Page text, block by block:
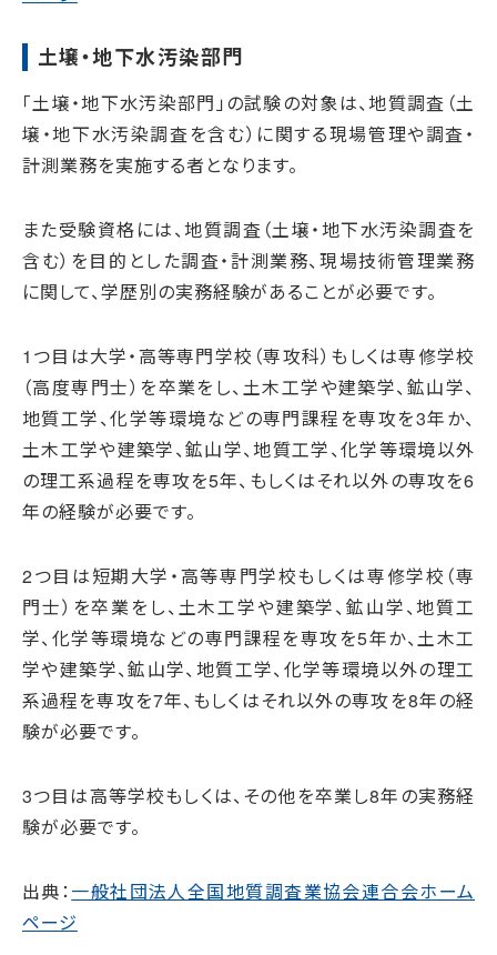
土壌・地下水汚染部門
「土壌・地下水汚染部門」の試験の対象は、地質調査（土
壌・地下水汚染調査を含む）に関する現場管理や調査・
計測業務を実施する者となります。
また受験資格には、地質調査（土壌・地下水汚染調査を
含む）を目的とした調査・計測業務、現場技術管理業務
に関して、学歴別の実務経験があることが必要です。
1つ目は大学・高等専門学校（専攻科）もしくは専修学校
（高度専門士）を卒業をし、土木工学や建築学、鉱山学、
地質工学、化学等環境などの専門課程を専攻を3年か、
土木工学や建築学、鉱山学、地質工学、化学等環境以外
の理工系過程を専攻を5年、もしくはそれ以外の専攻を6
年の経験が必要です。
2つ目は短期大学・高等専門学校もしくは専修学校（専
門士）を卒業をし、土木工学や建築学、鉱山学、地質工
学、化学等環境などの専門課程を専攻を5年か、土木工
学や建築学、鉱山学、地質工学、化学等環境以外の理工
系過程を専攻を7年、もしくはそれ以外の専攻を8年の経
験が必要です。
3つ目は高等学校もしくは、その他を卒業し8年の実務経
験が必要です。
出典：一般社団法人全国地質調査業協会連合会ホーム
ページ